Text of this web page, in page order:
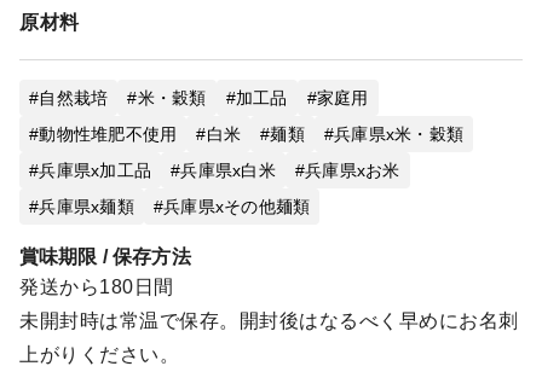
原材料
自然栽培 米・穀類 加工品
家庭用
動物性堆肥不使用
白米 麺類
兵庫県x米・穀類
兵庫県x加工品
兵庫県x白米
兵庫県xお米
兵庫県x麺類
兵庫県xその他麺類
賞味期限 / 保存方法
発送から180日間
未開封時は常温で保存。開封後はなるべく早めにお名刺
上がりください。